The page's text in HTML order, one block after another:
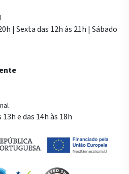
| Sexta das 12h às 21h | Sábado
e das 14h às 18h